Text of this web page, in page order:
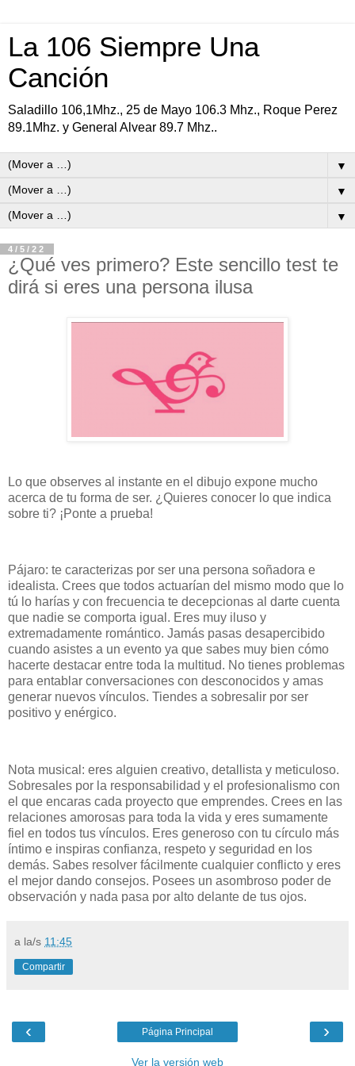
La 106 Siempre Una
Canción
Saladillo 106,1Mhz., 25 de Mayo 106.3 Mhz., Roque Perez
89.1Mhz. y General Alvear 89.7 Mhz..
▼
▼
▼
4/5/22
¿Qué ves primero? Este sencillo test te
dirá si eres una persona ilusa
Lo que observes al instante en el dibujo expone mucho
acerca de tu forma de ser. ¿Quieres conocer lo que indica
sobre ti? ¡Ponte a prueba!
Pájaro: te caracterizas por ser una persona soñadora e
idealista. Crees que todos actuarían del mismo modo que lo
tú lo harías y con frecuencia te decepcionas al darte cuenta
que nadie se comporta igual. Eres muy iluso y
extremadamente romántico. Jamás pasas desapercibido
cuando asistes a un evento ya que sabes muy bien cómo
hacerte destacar entre toda la multitud. No tienes problemas
para entablar conversaciones con desconocidos y amas
generar nuevos vínculos. Tiendes a sobresalir por ser
positivo y enérgico.
Nota musical: eres alguien creativo, detallista y meticuloso.
Sobresales por la responsabilidad y el profesionalismo con
el que encaras cada proyecto que emprendes. Crees en las
relaciones amorosas para toda la vida y eres sumamente
fiel en todos tus vínculos. Eres generoso con tu círculo más
íntimo e inspiras confianza, respeto y seguridad en los
demás. Sabes resolver fácilmente cualquier conflicto y eres
el mejor dando consejos. Posees un asombroso poder de
observación y nada pasa por alto delante de tus ojos.
a la/s 11:45
Compartir
‹ ›
Página Principal
Ver la versión web